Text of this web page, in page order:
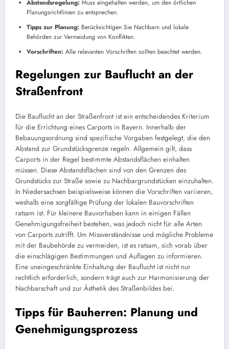
Abstandsregelung: Muss eingehalten werden, um den örtlichen
Planungsrichtlinien zu entsprechen.
Tipps zur Planung: Berücksichtigen Sie Nachbarn und lokale
Behörden zur Vermeidung von Konflikten.
Vorschriften: Alle relevanten Vorschriften sollten beachtet werden.
Regelungen zur Bauflucht an der
Straßenfront
Die Bauflucht an der Straßenfront ist ein entscheidendes Kriterium
für die Errichtung eines Carports in Bayern. Innerhalb der
Bebauungsordnung sind spezifische Vorgaben festgelegt, die den
Abstand zur Grundstücksgrenze regeln. Allgemein gilt, dass
Carports in der Regel bestimmte Abstandsflächen einhalten
müssen. Diese Abstandsflächen sind von den Grenzen des
Grundstücks zur Straße sowie zu Nachbargrundstücken einzuhalten.
In Niedersachsen beispielsweise können die Vorschriften variieren,
weshalb eine sorgfältige Prüfung der lokalen Bauvorschriften
ratsam ist. Für kleinere Bauvorhaben kann in einigen Fällen
Genehmigungsfreiheit bestehen, was jedoch nicht für alle Arten
von Carports zutrifft. Um Missverständnisse und mögliche Probleme
mit der Baubehörde zu vermeiden, ist es ratsam, sich vorab über
die einschlägigen Bestimmungen und Auflagen zu informieren.
Eine uneingeschränkte Einhaltung der Bauflucht ist nicht nur
rechtlich erforderlich, sondern trägt auch zur Harmonisierung der
Nachbarschaft und zur Ästhetik des Straßenbildes bei.
Tipps für Bauherren: Planung und
Genehmigungsprozess